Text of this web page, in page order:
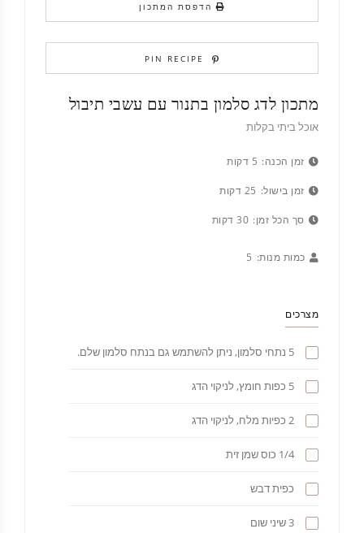
הדפסת המתכון
PIN RECIPE
מתכון לדג סלמון בתנור עם עשבי תיבול
אוכל ביתי בקלות
זמן הכנה: 5 דקות
זמן בישול: 25 דקות
סך הכל זמן: 30 דקות
כמות מנות: 5
מצרכים
5 נתחי סלמון, ניתן להשתמש גם בנתח סלמון שלם.
5 כפות חומץ, לניקוי הדג
2 כפיות מלח, לניקוי הדג
1/4 כוס שמן זית
כפית דבש
3 שיני שום